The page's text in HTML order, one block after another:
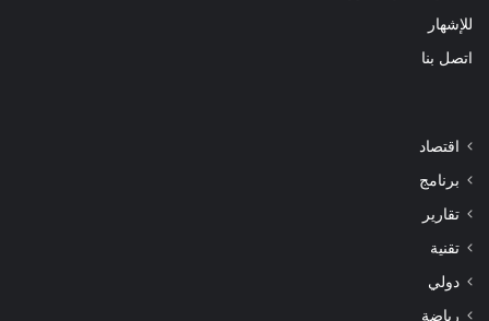
للإشهار
اتصل بنا
اقتصاد
برنامج
تقارير
تقنية
دولي
رياضة